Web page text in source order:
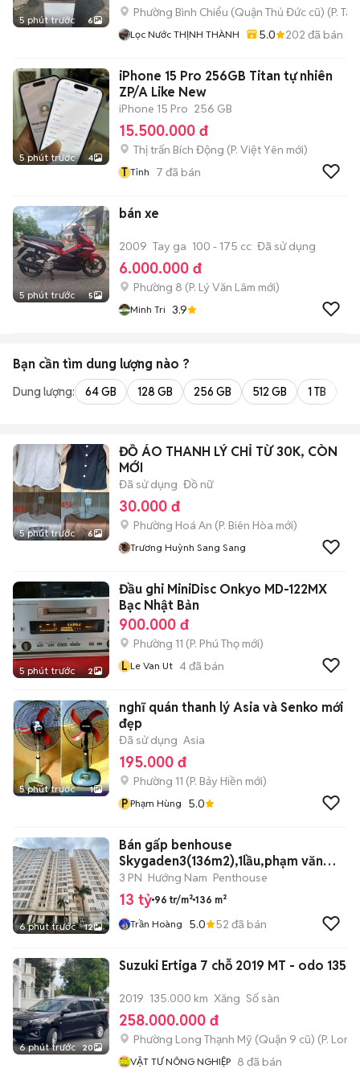
5 phút trước 6
Phường Bình Chiểu (Quận Thủ Đức cũ) (P.
Lọc Nước THỊNH THÀNH 5.0 202 đã bán
5 phút trước 4
iPhone 15 Pro 256GB Titan tự nhiên
ZP/A Like New
iPhone 15 Pro 256 GB
15.500.000 đ
Thị trấn Bích Động (P. Việt Yên mới)
T Tỉnh 7 đã bán
5 phút trước 5
bán xe
2009 Tay ga 100 - 175 cc Đã sử dụng
6.000.000 đ
Phường 8 (P. Lý Văn Lâm mới)
Minh Tri 3.9
Bạn cần tìm dung lượng nào ?
Dung lượng: 64 GB 128 GB 256 GB 512 GB 1 TB
5 phút trước 6
ĐỒ ÁO THANH LÝ CHỈ TỪ 30K, CÒN
MỚI
Đã sử dụng Đồ nữ
30.000 đ
Phường Hoá An (P. Biên Hòa mới)
Trương Huỳnh Sang Sang
5 phút trước 2
Đầu ghi MiniDisc Onkyo MD-122MX
Bạc Nhật Bản
900.000 đ
Phường 11 (P. Phú Thọ mới)
L Le Van Ut 4đã bán
5 phút trước 1
nghĩ quán thanh lý Asia và Senko mới
đẹp
Đã sử dụng Asia
195.000 đ
Phường 11 (P. Bảy Hiền mới)
P Phạm Hùng 5.0
6 phút trước 12
Bán gấp benhouse
Skygaden3(136m2),1lầu,phạm văn
nghị,tân phú,Q7
3 PN Hướng Nam Penthouse
13 tỷ 96 tr/m² 136 m²
Trần Hoàng 5.0 52 đã bán
6 phút trước 20
Suzuki Ertiga 7 chỗ 2019 MT - odo
2019 135.000 km Xăng Số sàn
258.000.000 đ
Phường Long Thạnh Mỹ (Quận 9 cũ) (P.
VẬT TƯ NÔNG NGHIỆP 8 đã bán